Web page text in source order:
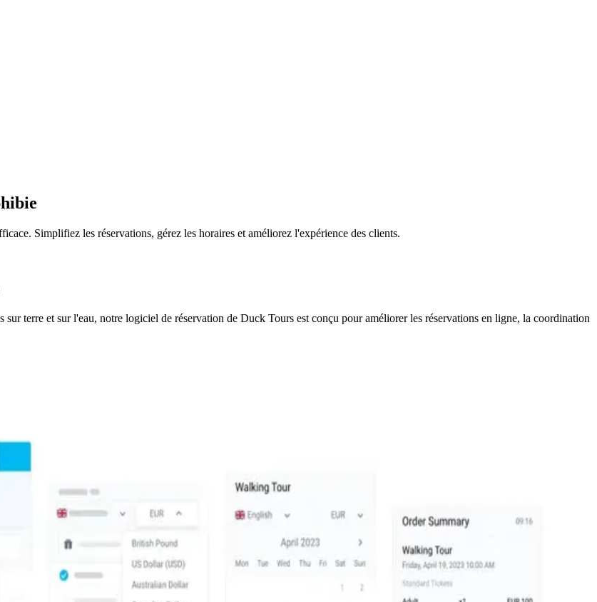
Simplifiez les réservations, gérez les horaires et améliorez l'expérience des clients.
terre et sur l'eau, notre logiciel de réservation de Duck Tours est conçu pour améliorer les réservations en ligne, la coordination